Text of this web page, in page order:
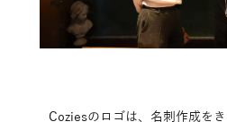
Coziesのロゴは、名刺作成を